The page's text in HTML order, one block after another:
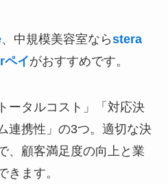
、中規模美容室ならstera
ペイがおすすめです。
ータルコスト」「対応決
連携性」の3つ。適切な決
、顧客満足度の向上と業
きます。